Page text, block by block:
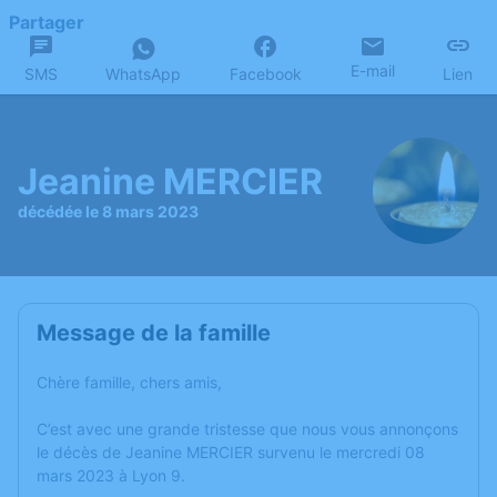
Partager
SMS WhatsApp Facebook E-mail Lien
Jeanine MERCIER
décédée le 8 mars 2023
Message de la famille
Chère famille, chers amis,
C’est avec une grande tristesse que nous vous annonçons
le décès de Jeanine MERCIER survenu le mercredi 08
mars 2023 à Lyon 9.